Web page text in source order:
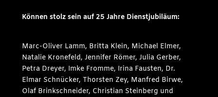
Können stolz sein auf 25 Jahre Dienstjubiläum:
Marc-Oliver Lamm, Britta Klein, Michael Elmer,
Natalie Kronefeld, Jennifer Römer, Julia Gerber,
Petra Dreyer, Imke Fromme, Irina Fausten, Dr.
Elmar Schnücker, Thorsten Zey, Manfred Birwe,
Olaf Brinkschneider, Christian Steinberg und